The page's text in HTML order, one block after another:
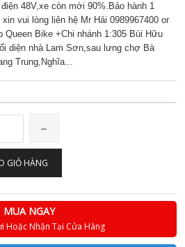
48V,xe còn mới 90%.Bảo hành 1
vui lòng liên hệ Mr Hải 0989967400 or
Queen Bike +Chi nhánh 1:305 Bùi Hữu
diện nhà Lam Sơn,sau lưng chợ Bà
Trung,Nghĩa...
GIỎ HÀNG
MUA NGAY
Hoặc Nhận Tại Cửa Hàng